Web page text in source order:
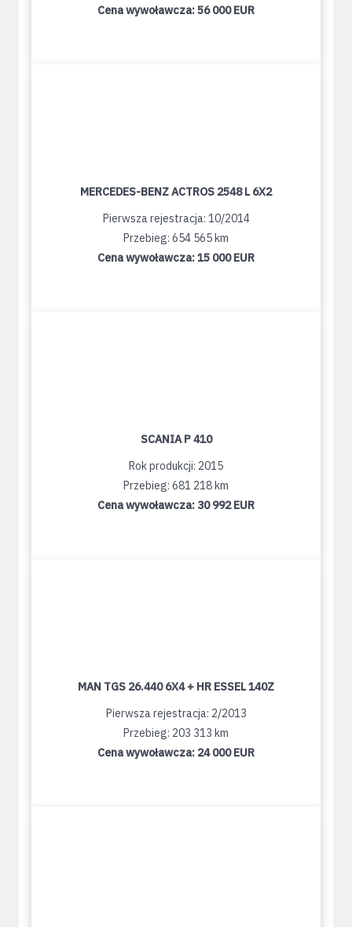
Cena wywoławcza:56 000 EUR
MERCEDES-BENZ ACTROS 2548 L 6X2
Pierwsza rejestracja: 10/2014
Przebieg: 654 565 km
Cena wywoławcza:15 000 EUR
SCANIA P 410
Rok produkcji: 2015
Przebieg: 681 218 km
Cena wywoławcza: 30 992 EUR
MAN TGS 26.440 6X4 + HR ESSEL 140Z
Pierwsza rejestracja: 2/2013
Przebieg: 203 313 km
Cena wywoławcza: 24 000 EUR